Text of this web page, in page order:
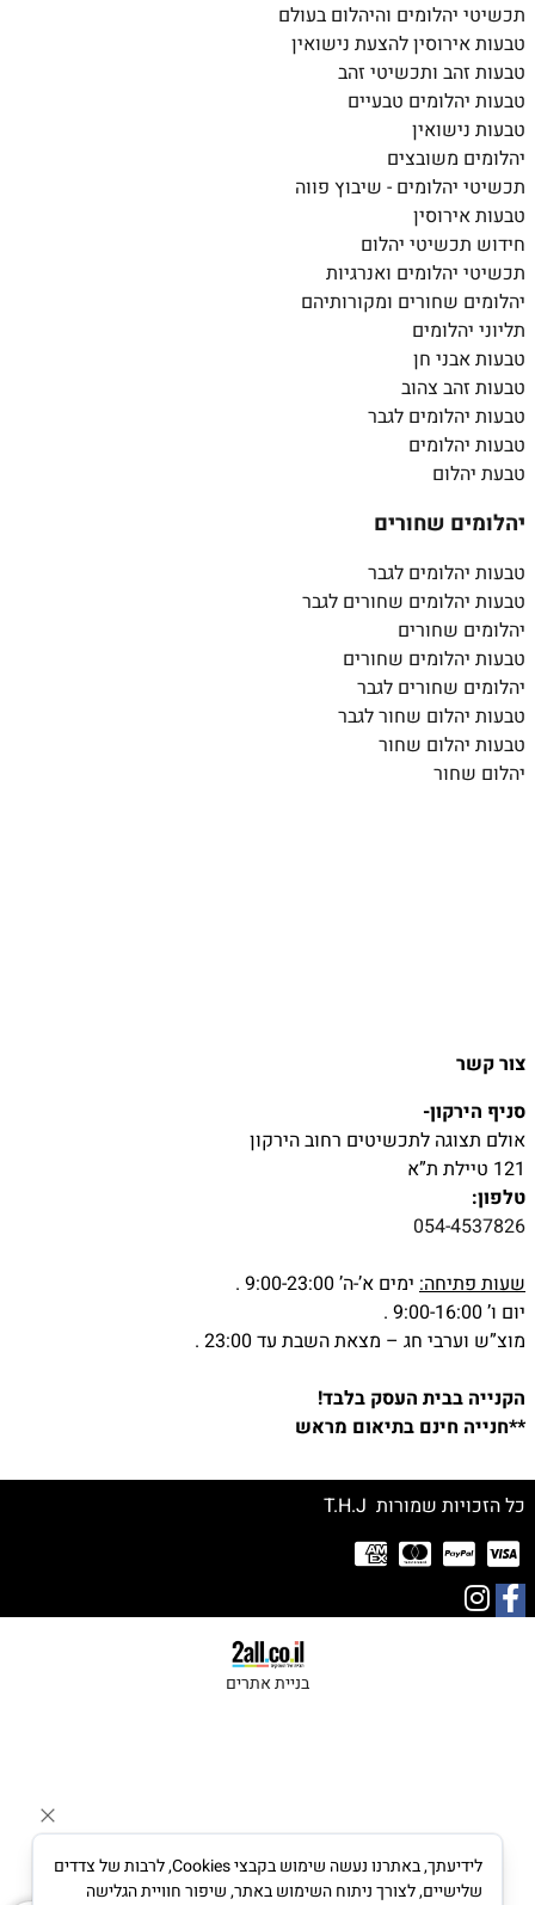
תכשיטי יהלומים והיהלום בעולם
טבעות אירוסין להצעת נישואין
טבעות זהב ותכשיטי זהב
טבעות יהלומים טבעיים
טבעות נישואין
יהלומים משובצים
תכשיטי יהלומים - שיבוץ פווה
טבעות אירוסין
חידוש תכשיטי יהלום
תכשיטי יהלומים ואנרגיות
יהלומים שחורים ומקורותיהם
תליוני יהלומים
טבעות אבני חן
טבעות זהב צהוב
טבעות יהלומים לגבר
טבעות יהלומים
טבעת יהלום
יהלומים שחורים
טבעות יהלומים לגבר
טבעות יהלומים שחורים לגבר
יהלומים שחורים
טבעות יהלומים שחורים
יהלומים שחורים לגבר
טבעות יהלום שחור לגבר
טבעות יהלום שחור
יהלום שחור
צור קשר
סניף הירקון-
אולם תצוגה לתכשיטים רחוב הירקון
121 טיילת ת”א
טלפון:
054-4537826
שעות פתיחה: ימים א’-ה’ 9:00-23:00 .
יום ו’ 9:00-16:00 .
מוצ”ש וערבי חג – מצאת השבת עד 23:00 .
הקנייה בבית העסק בלבד!
**חנייה חינם בתיאום מראש
כל הזכויות שמורות T.H.J
בניית אתרים
לידיעתך, באתרנו נעשה שימוש בקבצי Cookies, לרבות של צדדים
שלישיים, לצורך ניתוח השימוש באתר, שיפור חוויית הגלישה